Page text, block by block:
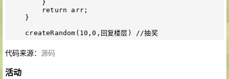
    createRandom(10,0,回复楼层) //抽奖
代码来源： 源码
活动